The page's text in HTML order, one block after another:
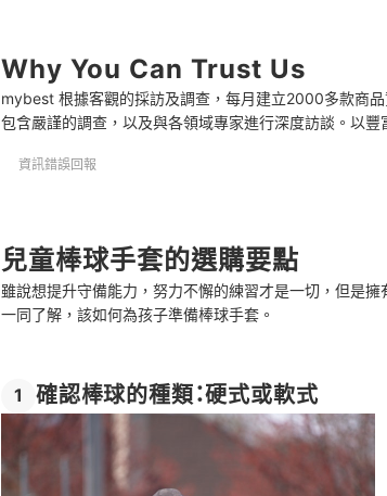
5 選擇值得信賴的品牌，才能用得安全又長久
推薦十大兒童棒球手套人氣排行榜
Why You Can Trust Us
mybest 根據客觀的採訪及調查，每月建立2000多款商
包含嚴謹的調查，以及與各領域專家進行深度訪談。以
資訊錯誤回報
兒童棒球手套的選購要點
雖說想提升守備能力，努力不懈的練習才是一切，但是
一同了解，該如何為孩子準備棒球手套。
1 確認棒球的種類：硬式或軟式